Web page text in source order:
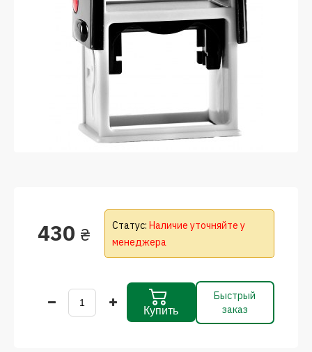
430 ₴ Статус: Наличие уточняйте у
менеджера
Купить
Быстрый
заказ